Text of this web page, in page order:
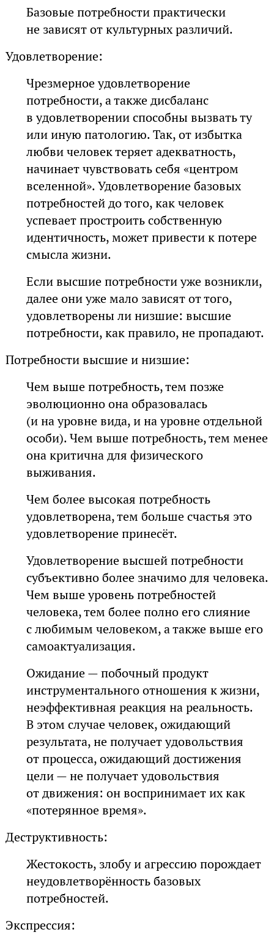
Базовые потребности практически
не зависят от культурных различий.
Удовлетворение:
Чрезмерное удовлетворение
потребности, а также дисбаланс
в удовлетворении способны вызвать ту
или иную патологию. Так, от избытка
любви человек теряет адекватность,
начинает чувствовать себя «центром
вселенной». Удовлетворение базовых
потребностей до того, как человек
успевает простроить собственную
идентичность, может привести к потере
смысла жизни.
Если высшие потребности уже возникли,
далее они уже мало зависят от того,
удовлетворены ли низшие: высшие
потребности, как правило, не пропадают.
Потребности высшие и низшие:
Чем выше потребность, тем позже
эволюционно она образовалась
(и на уровне вида, и на уровне отдельной
особи). Чем выше потребность, тем менее
она критична для физического
выживания.
Чем более высокая потребность
удовлетворена, тем больше счастья это
удовлетворение принесёт.
Удовлетворение высшей потребности
субъективно более значимо для человека.
Чем выше уровень потребностей
человека, тем более полно его слияние
с любимым человеком, а также выше его
самоактуализация.
Ожидание — побочный продукт
инструментального отношения к жизни,
неэффективная реакция на реальность.
В этом случае человек, ожидающий
результата, не получает удовольствия
от процесса, ожидающий достижения
цели — не получает удовольствия
от движения: он воспринимает их как
«потерянное время».
Деструктивность:
Жестокость, злобу и агрессию порождает
неудовлетворённость базовых
потребностей.
Экспрессия: